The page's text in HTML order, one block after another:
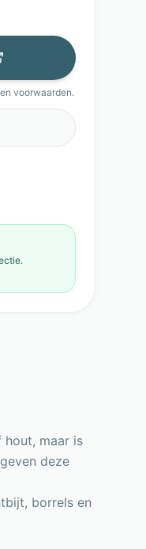
voorwaarden.
maar is
deze
borrels en